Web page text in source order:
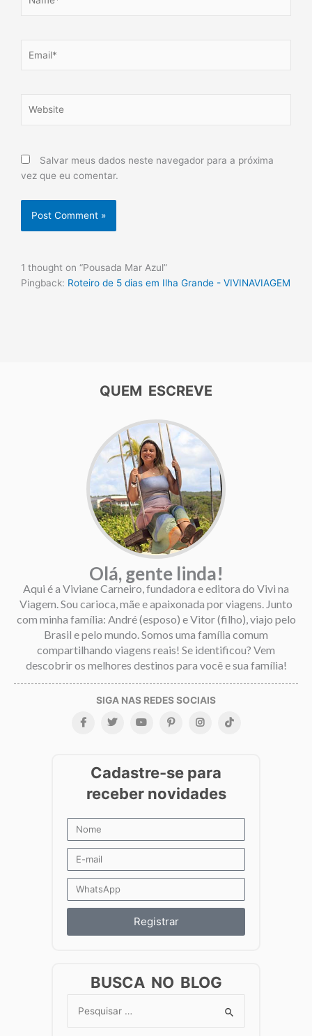
Salvar meus dados neste navegador para a próxima
vez que eu comentar.
1 thought on “Pousada Mar Azul”
Pingback: Roteiro de 5 dias em Ilha Grande - VIVINAVIAGEM
QUEM ESCREVE
Olá, gente linda!
Aqui é a Viviane Carneiro, fundadora e editora do Vivi na
Viagem. Sou carioca, mãe e apaixonada por viagens. Junto
com minha família: André (esposo) e Vitor (filho), viajo pelo
Brasil e pelo mundo. Somos uma família comum
compartilhando viagens reais! Se identificou? Vem
descobrir os melhores destinos para você e sua família!
Registrar
BUSCA NO BLOG
Search